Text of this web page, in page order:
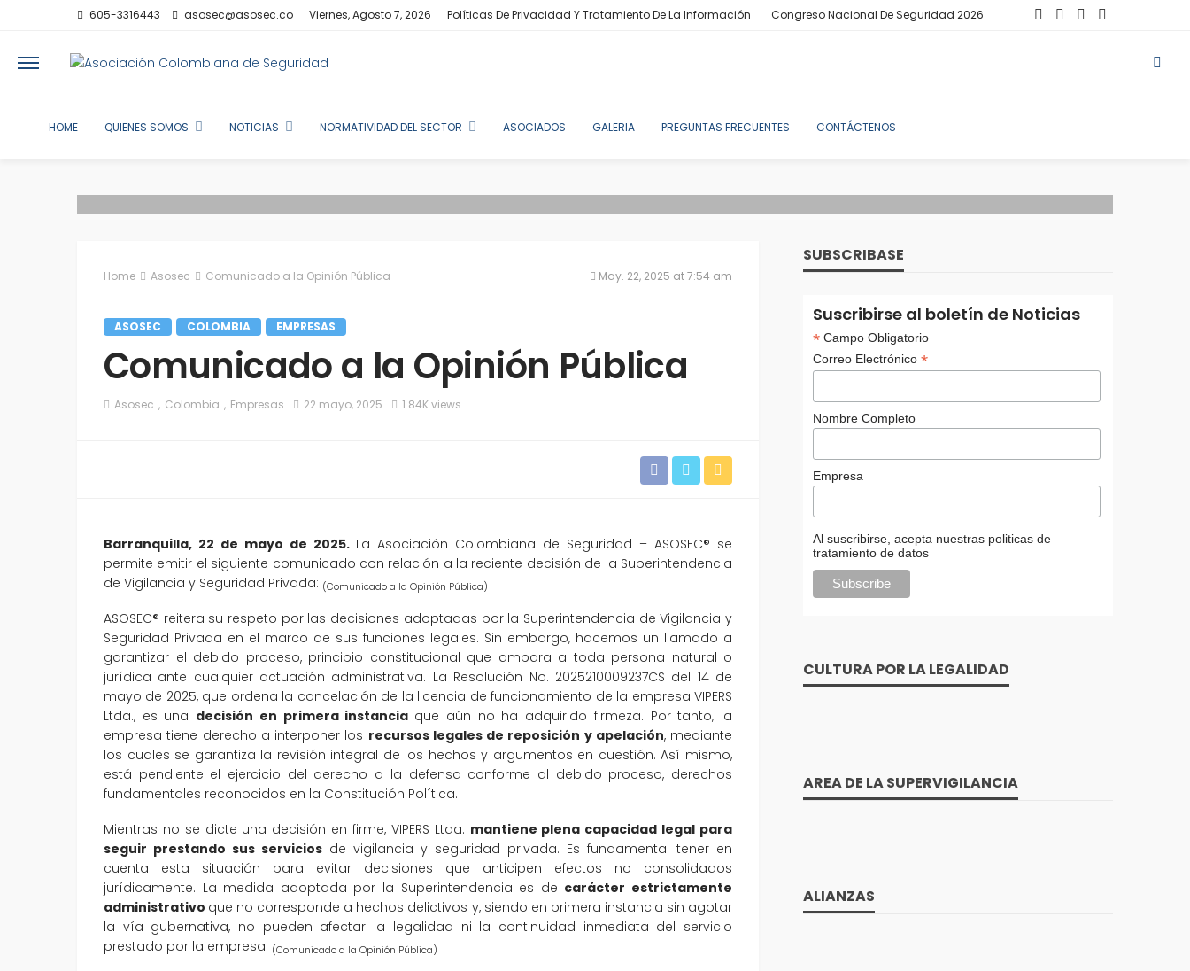
605-3316443 asosec@asosec.co Viernes, Agosto 7, 2026 Políticas De Privacidad Y Tratamiento De La Información Congreso Nacional De Seguridad 2026
HOME QUIENES SOMOS NOTICIAS NORMATIVIDAD DEL SECTOR ASOCIADOS GALERIA PREGUNTAS FRECUENTES CONTÁCTENOS
Home Asosec Comunicado a la Opinión Pública May. 22, 2025 at 7:54 am
ASOSEC COLOMBIA EMPRESAS
Comunicado a la Opinión Pública
Asosec Colombia Empresas 22 mayo, 2025 1.84K views
Barranquilla, 22 de mayo de 2025. La Asociación Colombiana de Seguridad – ASOSEC® se
permite emitir el siguiente comunicado con relación a la reciente decisión de la Superintendencia
de Vigilancia y Seguridad Privada: (Comunicado a la Opinión Pública)
ASOSEC® reitera su respeto por las decisiones adoptadas por la Superintendencia de Vigilancia y
Seguridad Privada en el marco de sus funciones legales. Sin embargo, hacemos un llamado a
garantizar el debido proceso, principio constitucional que ampara a toda persona natural o
jurídica ante cualquier actuación administrativa. La Resolución No. 2025210009237CS del 14 de
mayo de 2025, que ordena la cancelación de la licencia de funcionamiento de la empresa VIPERS
Ltda., es una decisión en primera instancia que aún no ha adquirido firmeza. Por tanto, la
empresa tiene derecho a interponer los recursos legales de reposición y apelación, mediante
los cuales se garantiza la revisión integral de los hechos y argumentos en cuestión. Así mismo,
está pendiente el ejercicio del derecho a la defensa conforme al debido proceso, derechos
fundamentales reconocidos en la Constitución Política.
Mientras no se dicte una decisión en firme, VIPERS Ltda. mantiene plena capacidad legal para
seguir prestando sus servicios de vigilancia y seguridad privada. Es fundamental tener en
cuenta esta situación para evitar decisiones que anticipen efectos no consolidados
jurídicamente. La medida adoptada por la Superintendencia es de carácter estrictamente
administrativo que no corresponde a hechos delictivos y, siendo en primera instancia sin agotar
la vía gubernativa, no pueden afectar la legalidad ni la continuidad inmediata del servicio
prestado por la empresa. (Comunicado a la Opinión Pública)
SUBSCRIBASE
Suscribirse al boletín de Noticias
*Campo Obligatorio
Correo Electrónico *
Nombre Completo
Empresa
Al suscribirse, acepta nuestras politicas de
tratamiento de datos
CULTURA POR LA LEGALIDAD
AREA DE LA SUPERVIGILANCIA
ALIANZAS